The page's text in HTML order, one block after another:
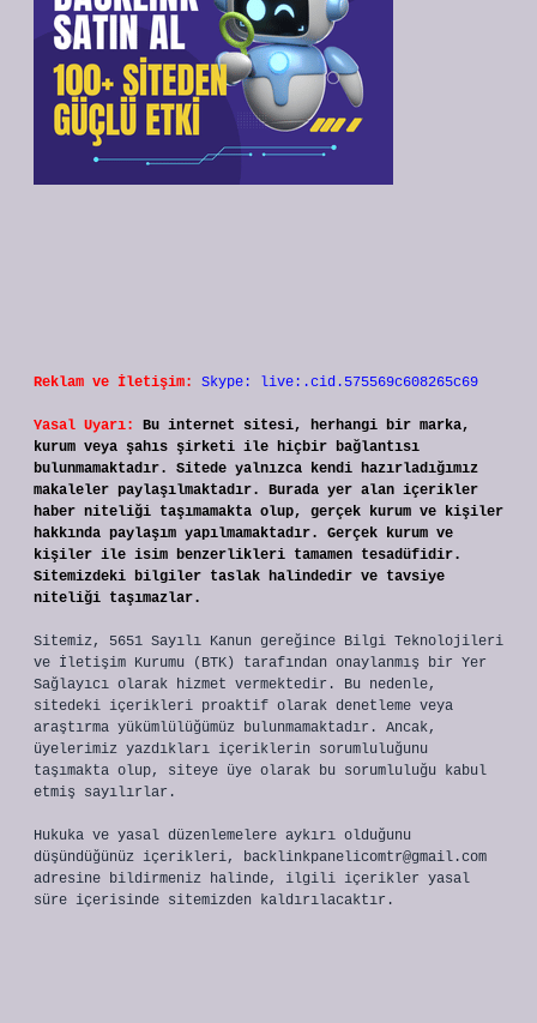
Reklam ve İletişim: Skype: live:.cid.575569c608265c69
Yasal Uyarı:
Bu internet sitesi, herhangi bir marka,
kurum veya şahıs şirketi ile hiçbir bağlantısı
bulunmamaktadır. Sitede yalnızca kendi hazırladığımız
makaleler paylaşılmaktadır. Burada yer alan içerikler
haber niteliği taşımamakta olup, gerçek kurum ve kişiler
hakkında paylaşım yapılmamaktadır. Gerçek kurum ve
kişiler ile isim benzerlikleri tamamen tesadüfidir.
Sitemizdeki bilgiler taslak halindedir ve tavsiye
niteliği taşımazlar.
Sitemiz, 5651 Sayılı Kanun gereğince Bilgi Teknolojileri
ve İletişim Kurumu (BTK) tarafından onaylanmış bir Yer
Sağlayıcı olarak hizmet vermektedir. Bu nedenle,
sitedeki içerikleri proaktif olarak denetleme veya
araştırma yükümlülüğümüz bulunmamaktadır. Ancak,
üyelerimiz yazdıkları içeriklerin sorumluluğunu
taşımakta olup, siteye üye olarak bu sorumluluğu kabul
etmiş sayılırlar.
Hukuka ve yasal düzenlemelere aykırı olduğunu
düşündüğünüz içerikleri, backlinkpanelicomtr@gmail.com
adresine bildirmeniz halinde, ilgili içerikler yasal
süre içerisinde sitemizden kaldırılacaktır.